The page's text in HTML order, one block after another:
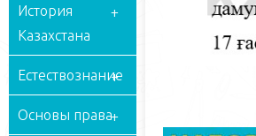
История
Казахстана
Естествознание
Основы права